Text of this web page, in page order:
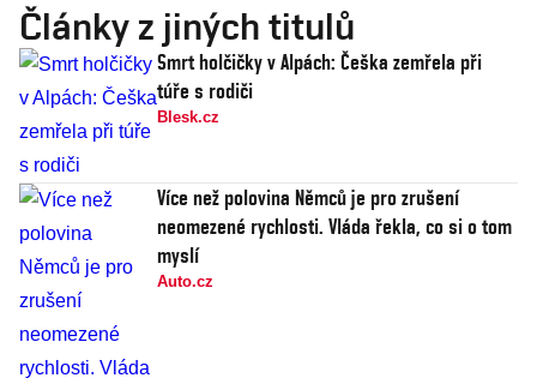
Články z jiných titulů
Smrt holčičky v Alpách: Češka zemřela při
túře s rodiči
Blesk.cz
Více než polovina Němců je pro zrušení
neomezené rychlosti. Vláda řekla, co si o tom
myslí
Auto.cz